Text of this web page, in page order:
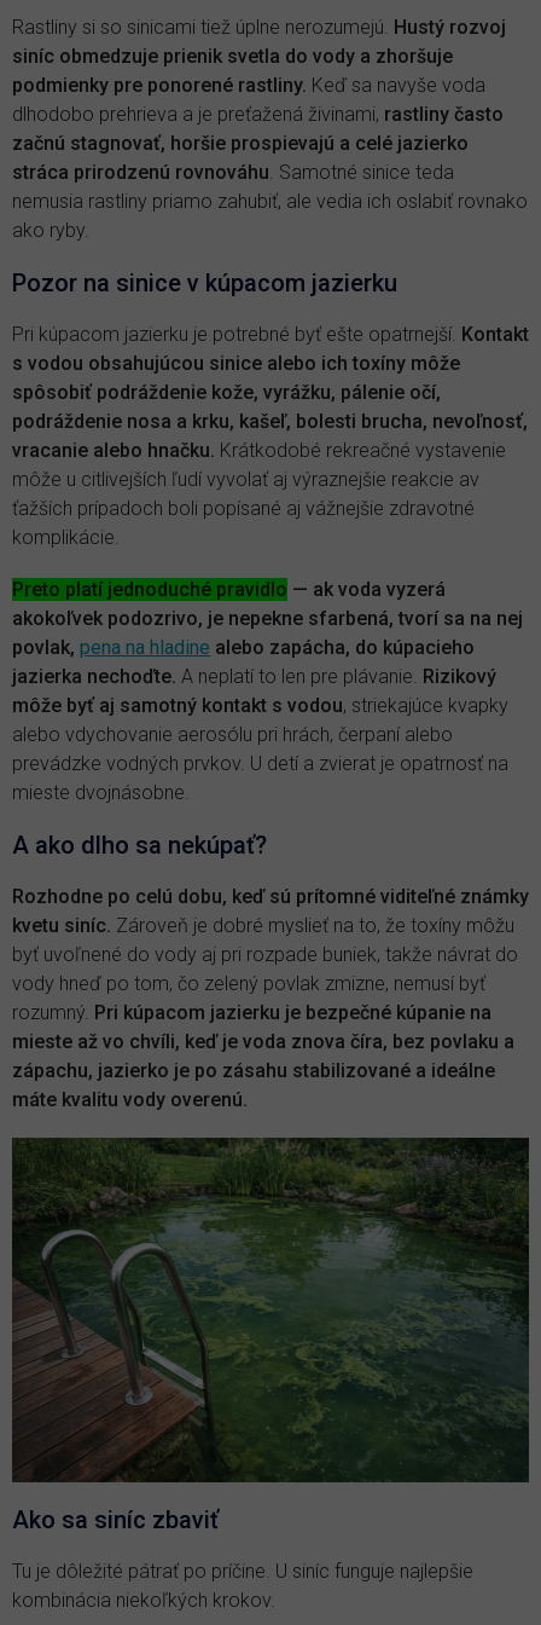
Rastliny si so sinicami tiež úplne nerozumejú. Hustý rozvoj
siníc obmedzuje prienik svetla do vody a zhoršuje
podmienky pre ponorené rastliny. Keď sa navyše voda
dlhodobo prehrieva a je preťažená živinami, rastliny často
začnú stagnovať, horšie prospievajú a celé jazierko
stráca prirodzenú rovnováhu. Samotné sinice teda
nemusia rastliny priamo zahubiť, ale vedia ich oslabiť rovnako
ako ryby.
Pozor na sinice v kúpacom jazierku
Pri kúpacom jazierku je potrebné byť ešte opatrnejší. Kontakt
s vodou obsahujúcou sinice alebo ich toxíny môže
spôsobiť podráždenie kože, vyrážku, pálenie očí,
podráždenie nosa a krku, kašeľ, bolesti brucha, nevoľnosť,
vracanie alebo hnačku. Krátkodobé rekreačné vystavenie
môže u citlivejších ľudí vyvolať aj výraznejšie reakcie av
ťažších prípadoch boli popísané aj vážnejšie zdravotné
komplikácie.
Preto platí jednoduché pravidlo — ak voda vyzerá
akokoľvek podozrivo, je nepekne sfarbená, tvorí sa na nej
povlak, pena na hladine alebo zapácha, do kúpacieho
jazierka nechoďte. A neplatí to len pre plávanie. Rizikový
môže byť aj samotný kontakt s vodou, striekajúce kvapky
alebo vdychovanie aerosólu pri hrách, čerpaní alebo
prevádzke vodných prvkov. U detí a zvierat je opatrnosť na
mieste dvojnásobne.
A ako dlho sa nekúpať?
Rozhodne po celú dobu, keď sú prítomné viditeľné známky
kvetu siníc. Zároveň je dobré myslieť na to, že toxíny môžu
byť uvoľnené do vody aj pri rozpade buniek, takže návrat do
vody hneď po tom, čo zelený povlak zmizne, nemusí byť
rozumný. Pri kúpacom jazierku je bezpečné kúpanie na
mieste až vo chvíli, keď je voda znova číra, bez povlaku a
zápachu, jazierko je po zásahu stabilizované a ideálne
máte kvalitu vody overenú.
Ako sa siníc zbaviť
Tu je dôležité pátrať po príčine. U siníc funguje najlepšie
kombinácia niekoľkých krokov.